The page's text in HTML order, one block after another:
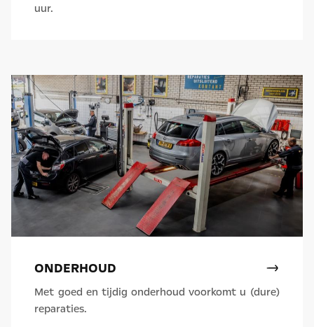
uur.
ONDERHOUD
Met goed en tijdig onderhoud voorkomt u (dure)
reparaties.